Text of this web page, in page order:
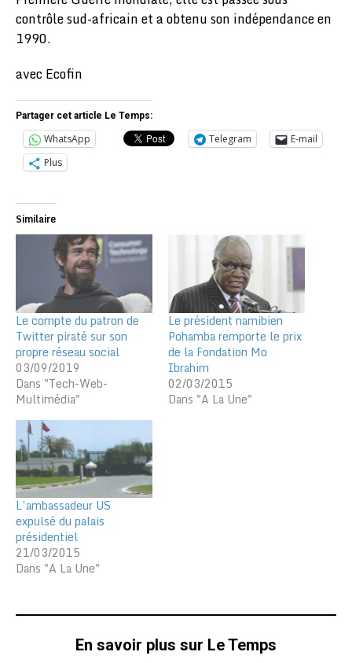
contrôle sud-africain et a obtenu son indépendance en
1990.
avec Ecofin
Partager cet article Le Temps:
WhatsApp Telegram
E-mail
Plus
Similaire
Le compte du patron de
Twitter piraté sur son
propre réseau social
03/09/2019
Dans "Tech-Web-
Multimédia"
Le président namibien
Pohamba remporte le prix
de la Fondation Mo
Ibrahim
02/03/2015
Dans "A La Une"
L’ambassadeur US
expulsé du palais
présidentiel
21/03/2015
Dans "A La Une"
En savoir plus sur Le Temps